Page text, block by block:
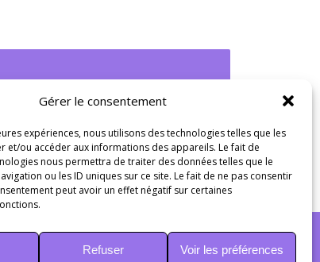
Gérer le consentement
expériences, nous utilisons des technologies telles que les
et/ou accéder aux informations des appareils. Le fait de
nous permettra de traiter des données telles que le
ou les ID uniques sur ce site. Le fait de ne pas consentir
peut avoir un effet négatif sur certaines
Refuser Voir les préférences